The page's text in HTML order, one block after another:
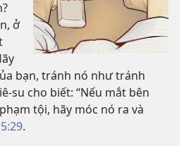
ở
bạn, tránh nó như tránh
su cho biết: “Nếu mắt bên
tội, hãy móc nó ra và
.